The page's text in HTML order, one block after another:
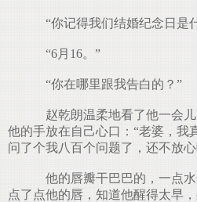
“你记得我们结婚纪念日是
“6月16。”
“你在哪里跟我告白的？”
赵乾朗温柔地看了他一会
他的手放在自己心口：“老婆，我
问了个我八百个问题了，还不放
他的唇瓣干巴巴的，一点水
点了点他的唇，知道他醒得太早